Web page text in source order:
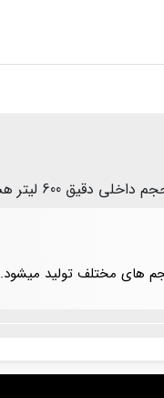
هستند یا 650لیتر؟؟
های مختلف تولید میشود.